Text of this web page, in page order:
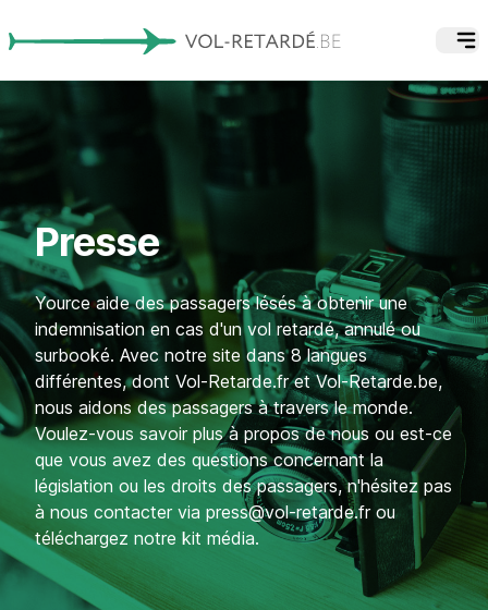
Presse
Yource aide des passagers lésés à obtenir une
indemnisation en cas d'un vol retardé, annulé ou
surbooké. Avec notre site dans 8 langues
différentes, dont Vol-Retarde.fretVol-Retarde.be,
nous aidons des passagers à travers le monde.
Voulez-vous savoir plus à propos de nous ou est-ce
que vous avez des questions concernant la
législation ou les droits des passagers, n'hésitez pas
à nous contacter via press@vol-retarde.fr ou
téléchargez notre kit média.